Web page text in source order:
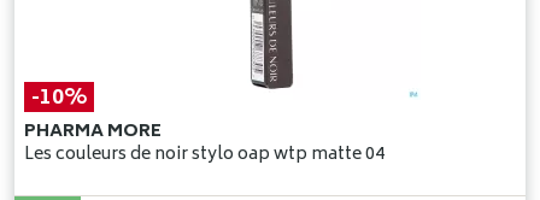
-10%
PHARMA MORE
Les couleurs de noir stylo oap wtp matte 04